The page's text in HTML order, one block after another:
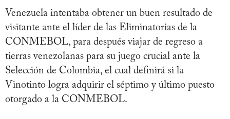
Venezuela intentaba obtener un buen resultado de
visitante ante el líder de las Eliminatorias de la
CONMEBOL, para después viajar de regreso a
tierras venezolanas para su juego crucial ante la
Selección de Colombia, el cual definirá si la
Vinotinto logra adquirir el séptimo y último puesto
otorgado a la CONMEBOL.